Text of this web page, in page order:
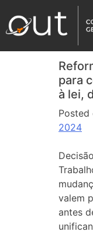
para
à lei,
Posted
2024
valem
antes